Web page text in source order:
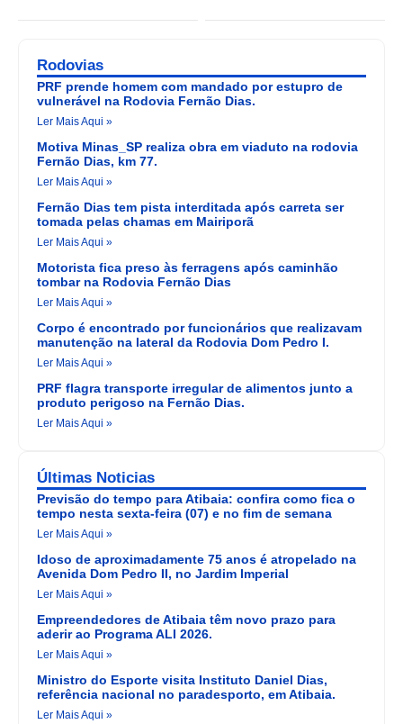
Rodovias
PRF prende homem com mandado por estupro de
vulnerável na Rodovia Fernão Dias.
Ler Mais Aqui »
Motiva Minas_SP realiza obra em viaduto na rodovia
Fernão Dias, km 77.
Ler Mais Aqui »
Fernão Dias tem pista interditada após carreta ser
tomada pelas chamas em Mairiporã
Ler Mais Aqui »
Motorista fica preso às ferragens após caminhão
tombar na Rodovia Fernão Dias
Ler Mais Aqui »
Corpo é encontrado por funcionários que realizavam
manutenção na lateral da Rodovia Dom Pedro I.
Ler Mais Aqui »
PRF flagra transporte irregular de alimentos junto a
produto perigoso na Fernão Dias.
Ler Mais Aqui »
Últimas Noticias
Previsão do tempo para Atibaia: confira como fica o
tempo nesta sexta-feira (07) e no fim de semana
Ler Mais Aqui »
Idoso de aproximadamente 75 anos é atropelado na
Avenida Dom Pedro II, no Jardim Imperial
Ler Mais Aqui »
Empreendedores de Atibaia têm novo prazo para
aderir ao Programa ALI 2026.
Ler Mais Aqui »
Ministro do Esporte visita Instituto Daniel Dias,
referência nacional no paradesporto, em Atibaia.
Ler Mais Aqui »